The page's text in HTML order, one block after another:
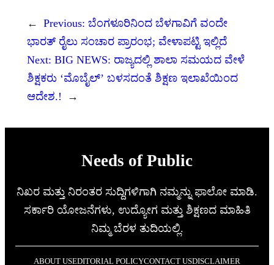
← Previous: ಬೆಂಗಳೂರಿನಿಂದ ಬೆಳಗಾವಿಗೆ ವಂದೇ
ಭಾರತ್ ರೈಲು ಸಂಚಾರ ಪ್ರಾರಂಭ; ವೇಳಾಪಟ್ಟಿ ಇಲ್ಲಿದೆ
Next: BIG NEWS: ರಾಜ್ಯದಲ್ಲಿ ಶಾಲಾ ಸಮಯದ ವೇಳೆ
ಶಿಕ್ಷಕರು ‘ಮೊಬೈಲ್’ ಬಳಸದಂತೆ ಶಿಕ್ಷಣ ಇಲಾಖೆಯಿಂದ
ಆದೇಶ.!
→
Needs of Public
ನಿಖರ ಮತ್ತು ನಿರಂತರ ಸುದ್ದಿಗಳಿಗಾಗಿ ನಮ್ಮನ್ನು ಫಾಲೋ ಮಾಡಿ.
ಸರ್ಕಾರಿ ಯೋಜನೆಗಳು, ಉದ್ಯೋಗ ಮತ್ತು ಶಿಕ್ಷಣದ ಮಾಹಿತಿ
ನಿಮ್ಮ ಬೆರಳ ತುದಿಯಲ್ಲಿ.
ABOUT USEDITORIAL POLICYCONTACT USDISCLAIMER